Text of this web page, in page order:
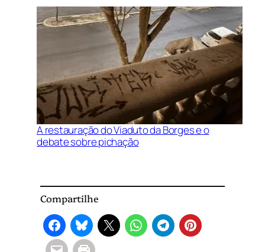
A restauração do Viaduto da Borges e o
debate sobre pichação
Compartilhe